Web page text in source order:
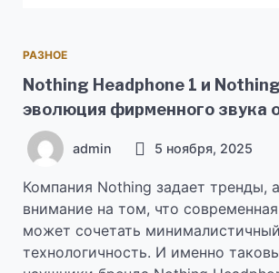
РАЗНОЕ
Nothing Headphone 1 и
эволюция фирменного звука
admin 5 ноября, 2025
Компания Nothing задает тренды,
внимание на том, что
может сочетать
технологичность. И именно